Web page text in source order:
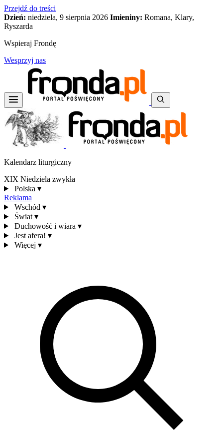
Przejdź do treści
Dzień: niedziela, 9 sierpnia 2026 Imieniny: Romana, Klary,
Ryszarda
Wspieraj Frondę
Wesprzyj nas
Kalendarz liturgiczny
XIX Niedziela zwykła
Polska ▾
Reklama
Wschód ▾
Świat ▾
Duchowość i wiara ▾
Jest afera! ▾
Więcej ▾